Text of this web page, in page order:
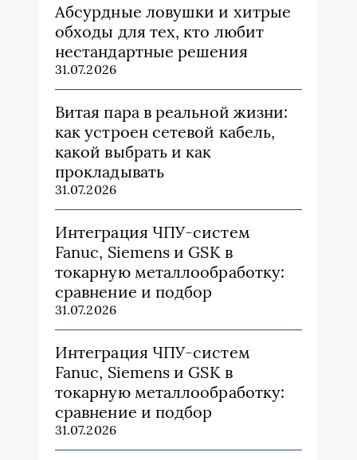
Абсурдные ловушки и хитрые
обходы для тех, кто любит
нестандартные решения
31.07.2026
Витая пара в реальной жизни:
как устроен сетевой кабель,
какой выбрать и как
прокладывать
31.07.2026
Интеграция ЧПУ-систем
Fanuc, Siemens и GSK в
токарную металлообработку:
сравнение и подбор
31.07.2026
Интеграция ЧПУ-систем
Fanuc, Siemens и GSK в
токарную металлообработку:
сравнение и подбор
31.07.2026